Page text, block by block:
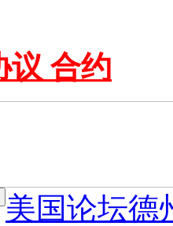
议 合约
美国论坛德